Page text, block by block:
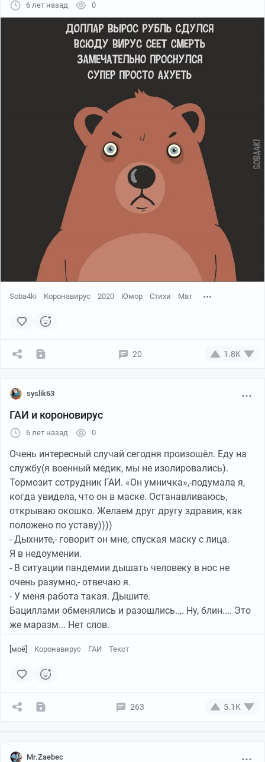
6 лет назад 0
Soba4ki Коронавирус 2020 Юмор Стихи Мат
20 1.8K
syslik63
ГАИ и короновирус
6 лет назад 0
Очень интересный случай сегодня произошёл. Еду на
службу(я военный медик, мы не изолировались).
Тормозит сотрудник ГАИ. «Он умничка»,-подумала я,
когда увидела, что он в маске. Останавливаюсь,
открываю окошко. Желаем друг другу здравия, как
положено по уставу))))
- Дыхните,- говорит он мне, спуская маску с лица.
Я в недоумении.
- В ситуации пандемии дышать человеку в нос не
очень разумно,- отвечаю я.
- У меня работа такая. Дышите.
Бациллами обменялись и разошлись..,. Ну, блин.... Это
же маразм... Нет слов.
[моё] Коронавирус ГАИ Текст
263 5.1K
Mr.Zaebec